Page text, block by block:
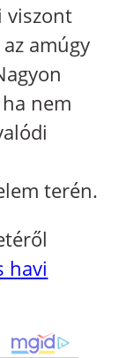
viszont
amúgy
nem
terén.
havi